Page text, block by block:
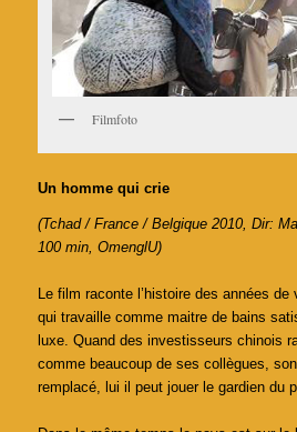
Filmfoto
Un homme qui crie
(Tchad / France / Belgique 2010, Dir:
100 min, OmenglU)
Le film raconte l’histoire des années de
qui travaille comme maitre de bains
luxe. Quand des investisseurs chinois
comme beaucoup de ses collègues,
remplacé, lui il peut jouer le gardien du